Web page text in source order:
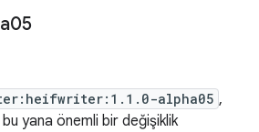
alpha05 ,
yana önemli bir değişiklik